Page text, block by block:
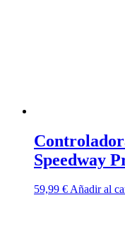
Speedway
59,99 €Añadir al